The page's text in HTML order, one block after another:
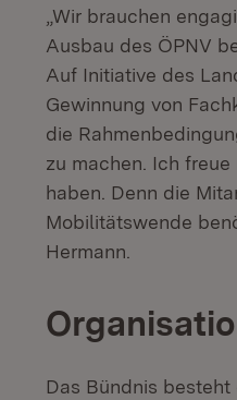
„Wir brauchen
Ausbau des ÖPNV
Auf Initiative des
Gewinnung von
die
zu machen. Ich
haben. Denn die
Mobilitätswende
Hermann.
Das Bündnis